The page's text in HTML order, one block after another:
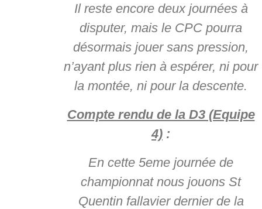
Il reste encore deux journées à
disputer, mais le CPC pourra
désormais jouer sans pression,
n’ayant plus rien à espérer, ni pour
la montée, ni pour la descente.
Compte rendu de la D3 (Equipe
4) :
En cette 5eme journée de
championnat nous jouons St
Quentin fallavier dernier de la